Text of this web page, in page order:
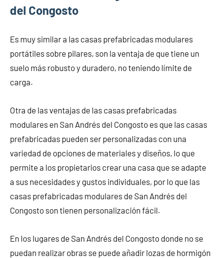
del Congosto
Es muy similar a las casas prefabricadas modulares
portátiles sobre pilares, son la ventaja de que tiene un
suelo más robusto y duradero, no teniendo límite de
carga.
Otra de las ventajas de las casas prefabricadas
modulares en San Andrés del Congosto es que las casas
prefabricadas pueden ser personalizadas con una
variedad de opciones de materiales y diseños, lo que
permite a los propietarios crear una casa que se adapte
a sus necesidades y gustos individuales, por lo que las
casas prefabricadas modulares de San Andrés del
Congosto son tienen personalización fácil.
En los lugares de San Andrés del Congosto donde no se
puedan realizar obras se puede añadir lozas de hormigón